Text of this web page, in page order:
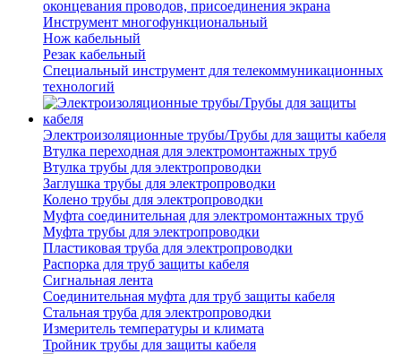
оконцевания проводов, присоединения экрана
Инструмент многофункциональный
Нож кабельный
Резак кабельный
Специальный инструмент для телекоммуникационных
технологий
Электроизоляционные трубы/Трубы для защиты кабеля
Втулка переходная для электромонтажных труб
Втулка трубы для электропроводки
Заглушка трубы для электропроводки
Колено трубы для электропроводки
Муфта соединительная для электромонтажных труб
Муфта трубы для электропроводки
Пластиковая труба для электропроводки
Распорка для труб защиты кабеля
Сигнальная лента
Соединительная муфта для труб защиты кабеля
Стальная труба для электропроводки
Измеритель температуры и климата
Тройник трубы для защиты кабеля